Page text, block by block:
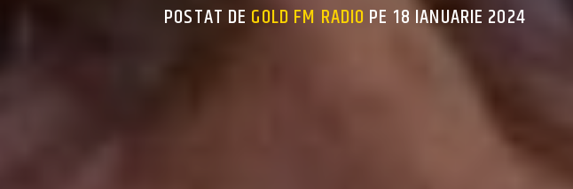
POSTAT DE GOLD FM RADIO PE 18 IANUARIE 2024